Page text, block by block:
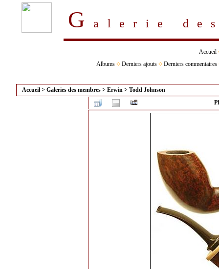
Galerie
Accueil
Albums
Derniers ajouts Derniers commentaires
Accueil > Galeries des membres > Erwin > Todd Johnson